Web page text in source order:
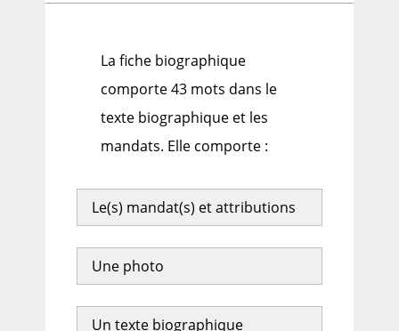
La fiche biographique
comporte 43 mots dans le
texte biographique et les
mandats. Elle comporte :
Le(s) mandat(s) et attributions
Une photo
Un texte biographique